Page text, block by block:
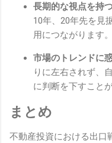
長期的な視点を持
10年、20年先を見
用につながります。
市場のトレンドに
りに左右されず、
に判断を下すこと
まとめ
不動産投資における出口